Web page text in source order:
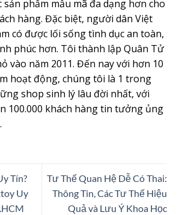
sản phẩm mẫu mã đa dạng hơn cho
hàng. Đặc biệt, người dân Việt
có được lối sống tình dục an toàn,
phúc hơn. Tôi thành lập Quân Tử
vào năm 2011. Đến nay với hơn 10
hoạt động, chúng tôi là 1 trong
shop sinh lý lâu đời nhất, với
100.000 khách hàng tin tưởng ủng
Tín?
Uy
Tư Thế Quan Hệ Dễ Có Thai:
Thông Tin, Các Tư Thế Hiệu
Quả và Lưu Ý Khoa Học